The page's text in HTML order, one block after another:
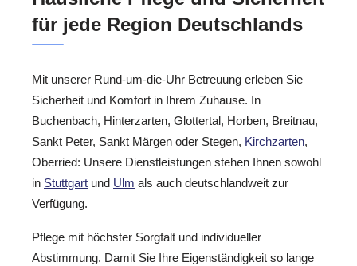
für jede Region Deutschlands
Mit unserer Rund-um-die-Uhr Betreuung erleben Sie
Sicherheit und Komfort in Ihrem Zuhause. In
Buchenbach, Hinterzarten, Glottertal, Horben, Breitnau,
Sankt Peter, Sankt Märgen oder Stegen, Kirchzarten,
Oberried: Unsere Dienstleistungen stehen Ihnen sowohl
in Stuttgart und Ulm als auch deutschlandweit zur
Verfügung.
Pflege mit höchster Sorgfalt und individueller
Abstimmung. Damit Sie Ihre Eigenständigkeit so lange